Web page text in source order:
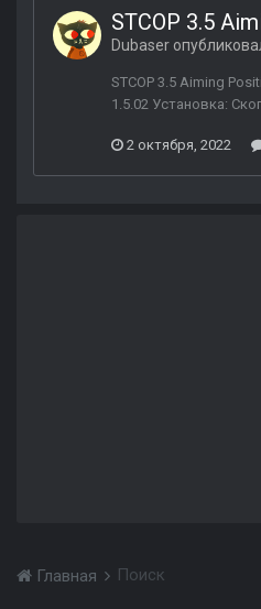
STCOP 3.5
Dubaser
STCOP 3.5 Aiming
1.5.02 Установка:
2 октября, 2022
Главная Поиск